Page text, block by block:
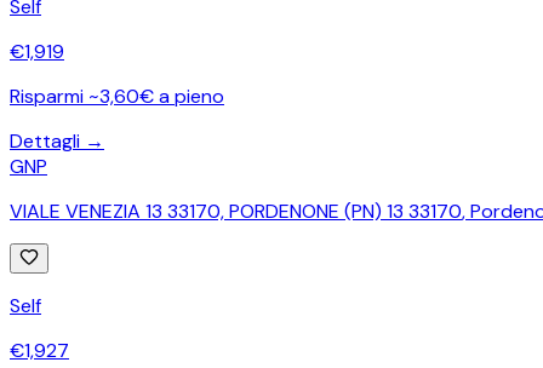
Self
€1,919
Risparmi ~3,60€ a pieno
Dettagli →
GNP
VIALE VENEZIA 13 33170, PORDENONE (PN) 13 33170,
Self
€1,927